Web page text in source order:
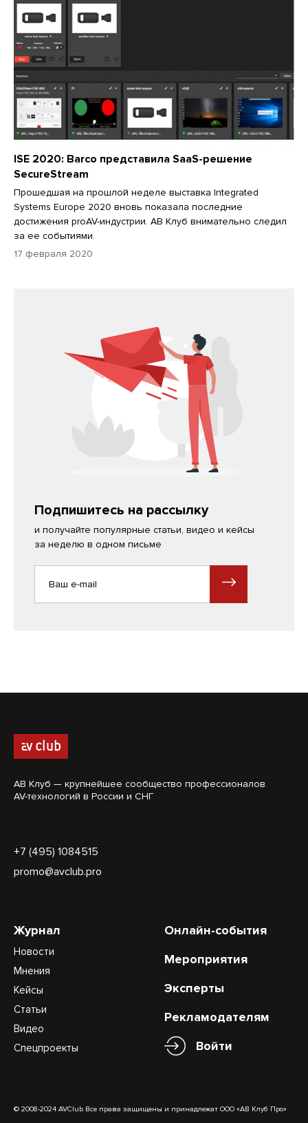
ISE 2020: Barco представила SaaS-решение
SecureStream
Прошедшая на прошлой неделе выставка Integrated
Systems Europe 2020 вновь показала последние
достижения proAV-индустрии. АВ Клуб внимательно следил
за ее событиями.
17 февраля 2020
Подпишитесь на рассылку
и получайте популярные статьи, видео и кейсы
за неделю в одном письме
АВ Клуб — крупнейшее сообщество профессионалов
AV-технологий в России и СНГ
+7 (495) 1084515
promo@avclub.pro
Журнал
Новости
Мнения
Кейсы
Статьи
Видео
Спецпроекты
Онлайн-события
Мероприятия
Эксперты
Рекламодателям
Войти
© 2008-2024 AVClub Все права защищены и принадлежат ООО «АВ Клуб Про»